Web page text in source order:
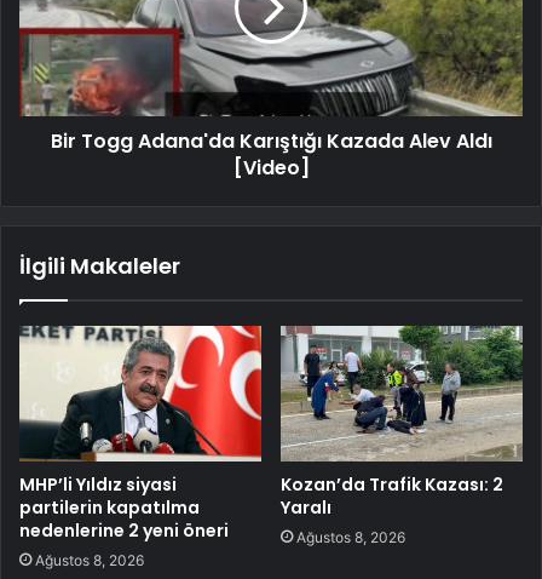
Bir Togg Adana'da Karıştığı Kazada Alev Aldı
[Video]
İlgili Makaleler
MHP’li Yıldız siyasi
partilerin kapatılma
nedenlerine 2 yeni öneri
Ağustos 8, 2026
Kozan’da Trafik Kazası: 2
Yaralı
Ağustos 8, 2026